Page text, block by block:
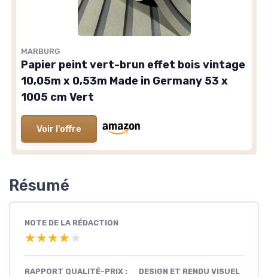
MARBURG
Papier peint vert-brun effet bois vintage
10,05m x 0,53m Made in Germany 53 x
1005 cm Vert
Voir l'offre
Résumé
NOTE DE LA RÉDACTION
★★★★★
★★★★★
RAPPORT QUALITÉ-PRIX :
DESIGN ET RENDU VISUEL